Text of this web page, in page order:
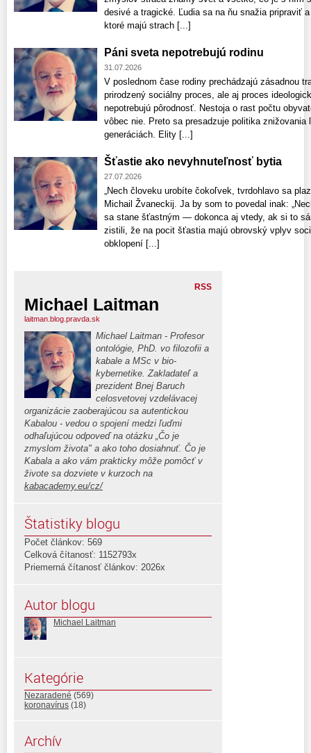
desivé a tragické. Ľudia sa na ňu snažia pripraviť
ktoré majú strach [...]
Páni sveta nepotrebujú rodinu
31.07.2026
V poslednom čase rodiny prechádzajú zásadnou
prirodzený sociálny proces, ale aj proces
nepotrebujú pôrodnosť. Nestoja o rast počtu
vôbec nie. Preto sa presadzuje politika
generáciách. Elity [...]
Šťastie ako nevyhnuteľnosť bytia
27.07.2026
„Nech človeku urobíte čokoľvek, tvrdohlavo sa
Michail Žvaneckij. Ja by som to povedal inak:
sa stane šťastným — dokonca aj vtedy, ak si to
zistili, že na pocit šťastia majú obrovský vplyv
obklopení [...]
RSS
Michael Laitman
laitman.blog.pravda.sk
Michael Laitman - Profesor
ontológie, PhD. vo filozofii a
kabale a MSc v bio-
kybernetike. Zakladateľ a
prezident Bnej Baruch
celosvetovej vzdelávacej
organizácie zaoberajúcou sa autentickou
Kabalou - vedou o spojení medzi ľuďmi
odhaľujúcou odpoveď na otázku „Čo je
zmyslom života" a ako toho dosiahnuť. Čo je
Kabala a ako vám prakticky môže pomôcť v
živote sa dozviete v kurzoch na
kabacademy.eu/cz/
Štatistiky blogu
Počet článkov: 569
Celková čítanosť: 1152793x
Priemerná čítanosť článkov: 2026x
Autor blogu
Michael Laitman
Kategórie
Nezaradené (569)
koronavírus (18)
Archív